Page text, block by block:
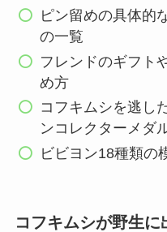
ピン留めの具体的
の一覧
フレンドのギフト
め方
コフキムシを逃し
ンコレクターメダ
ビビヨン18種類の
コフキムシが野生